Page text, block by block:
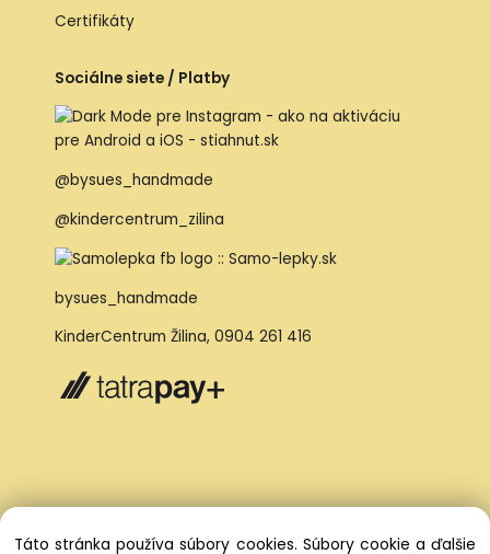
Certifikáty
Sociálne siete / Platby
@bysues_handmade
@kindercentrum_zilina
bysues_handmade
KinderCentrum Žilina, 0904 261 416
Táto stránka používa súbory cookies. Súbory cookie a ďalšie